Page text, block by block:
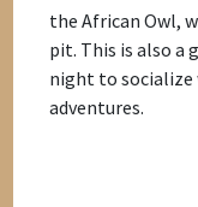
the African Owl,
pit. This is also a
night to socialize
adventures.